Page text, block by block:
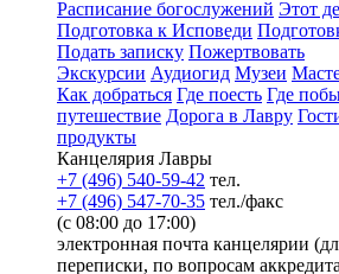
Расписание богослужений Этот
Подготовка к Исповеди
Подать записку Пожертвовать
Экскурсии Аудиогид Музеи
Как добраться Где поесть Где
путешествие Дорога в Лавру
продукты
Канцелярия Лавры
+7 (496) 540-59-42 тел.
+7 (496) 547-70-35 тел./факс
(с 08:00 до 17:00)
электронная почта канцелярии
переписки, по вопросам